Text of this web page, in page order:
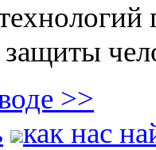
>>
как нас